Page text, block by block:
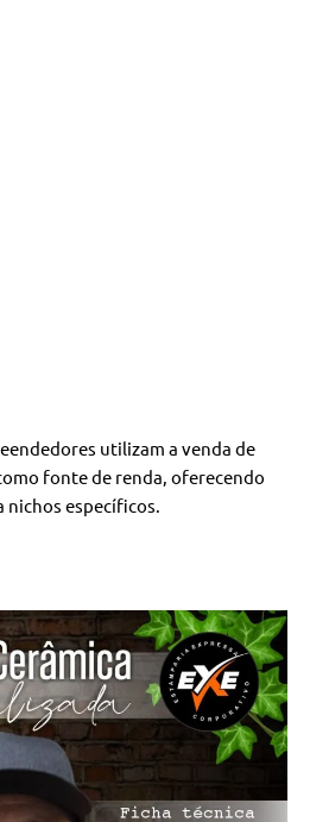
utilizam a venda de
fonte de renda, oferecendo
específicos.